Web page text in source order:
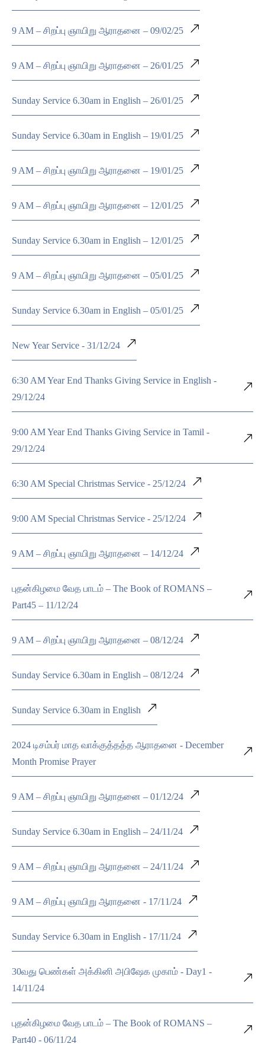
9 AM – சிறப்பு ஞாயிறு ஆராதனை – 09/02/25
9 AM – சிறப்பு ஞாயிறு ஆராதனை – 26/01/25
Sunday Service 6.30am in English – 26/01/25
Sunday Service 6.30am in English – 19/01/25
9 AM – சிறப்பு ஞாயிறு ஆராதனை – 19/01/25
9 AM – சிறப்பு ஞாயிறு ஆராதனை – 12/01/25
Sunday Service 6.30am in English – 12/01/25
9 AM – சிறப்பு ஞாயிறு ஆராதனை – 05/01/25
Sunday Service 6.30am in English – 05/01/25
New Year Service - 31/12/24
6:30 AM Year End Thanks Giving Service in English -
29/12/24
9:00 AM Year End Thanks Giving Service in Tamil -
29/12/24
6:30 AM Special Christmas Service - 25/12/24
9:00 AM Special Christmas Service - 25/12/24
9 AM – சிறப்பு ஞாயிறு ஆராதனை – 14/12/24
புதன்கிழமை வேத பாடம் – The Book of ROMANS –
Part45 – 11/12/24
9 AM – சிறப்பு ஞாயிறு ஆராதனை – 08/12/24
Sunday Service 6.30am in English – 08/12/24
Sunday Service 6.30am in English
2024 டிசம்பர் மாத வாக்குத்தத்த ஆராதனை - December
Month Promise Prayer
9 AM – சிறப்பு ஞாயிறு ஆராதனை – 01/12/24
Sunday Service 6.30am in English – 24/11/24
9 AM – சிறப்பு ஞாயிறு ஆராதனை – 24/11/24
9 AM – சிறப்பு ஞாயிறு ஆராதனை - 17/11/24
Sunday Service 6.30am in English - 17/11/24
30வது பெண்கள் அக்கினி அபிஷேக முகாம் - Day1 -
14/11/24
புதன்கிழமை வேத பாடம் – The Book of ROMANS –
Part40 - 06/11/24